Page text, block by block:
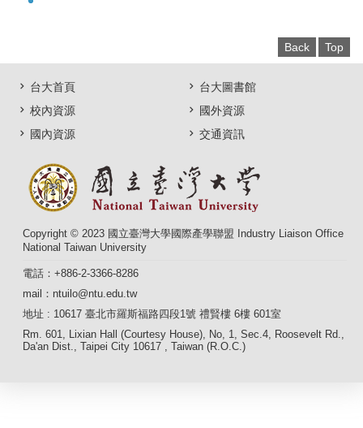
Back Top
台大首頁
台大圖書館
校內資源
國外資源
國內資源
交通資訊
Copyright © 2023 國立臺灣大學國際產學聯盟 Industry Liaison Office
National Taiwan University
電話：+886-2-3366-8286
mail：ntuilo@ntu.edu.tw
地址 : 10617 臺北市羅斯福路四段1號 禮賢樓 6樓 601室
Rm. 601, Lixian Hall (Courtesy House), No, 1, Sec.4, Roosevelt Rd.,
Da'an Dist., Taipei City 10617 , Taiwan (R.O.C.)